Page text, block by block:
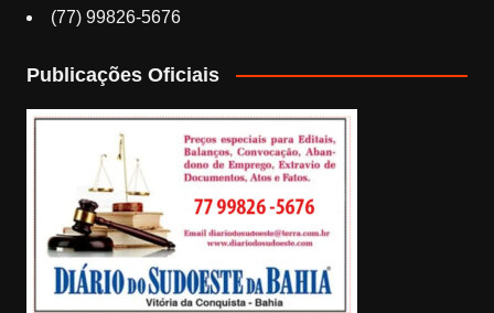
(77) 99826-5676
Publicações Oficiais